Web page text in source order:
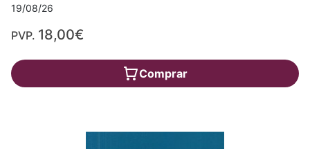
19/08/26
PVP. 18,00€
Comprar